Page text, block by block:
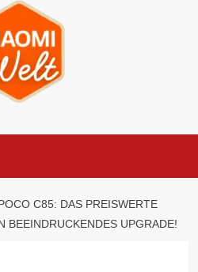
C85: DAS PREISWERTE
BEEINDRUCKENDES UPGRADE!